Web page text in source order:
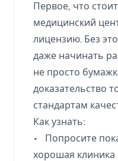
Первое, что
медицинский
лицензию. Без
даже начинать
не просто
доказательство
стандартам
Как узнать:
• Попросите
хорошая клиника